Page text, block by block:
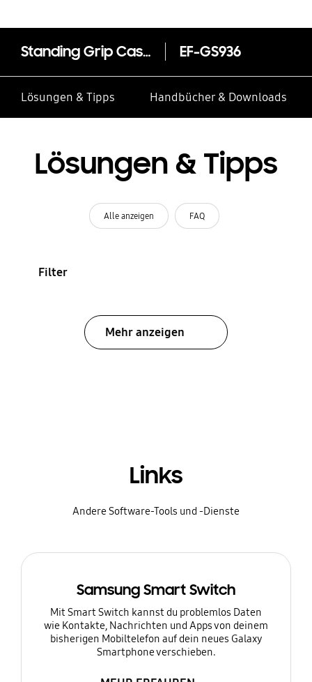
Standing Grip Case für das Galaxy S25+ EF-GS936
Lösungen & Tipps Handbücher & Downloads
Lösungen & Tipps
Alle anzeigen FAQ
Filter
Mehr anzeigen
Links
Andere Software-Tools und -Dienste
Samsung Smart Switch
Mit Smart Switch kannst du problemlos Daten
wie Kontakte, Nachrichten und Apps von deinem
bisherigen Mobiltelefon auf dein neues Galaxy
Smartphone verschieben.